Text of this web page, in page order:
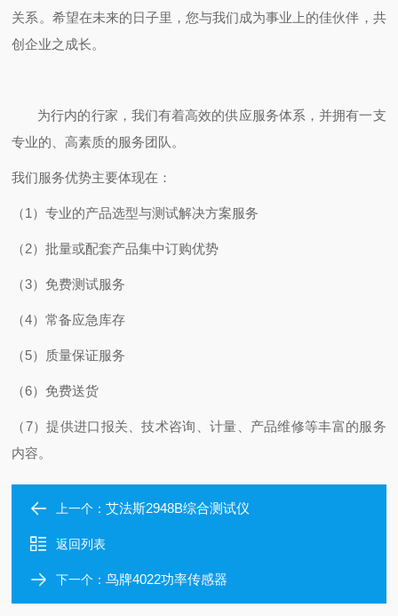
关系。希望在未来的日子里，您与我们成为事业上的佳伙伴，共
创企业之成长。
为行内的行家，我们有着高效的供应服务体系，并拥有一支
专业的、高素质的服务团队。
我们服务优势主要体现在：
（1）专业的产品选型与测试解决方案服务
（2）批量或配套产品集中订购优势
（3）免费测试服务
（4）常备应急库存
（5）质量保证服务
（6）免费送货
（7）提供进口报关、技术咨询、计量、产品维修等丰富的服务
内容。
上一个：艾法斯2948B综合测试仪
返回列表
下一个：鸟牌4022功率传感器